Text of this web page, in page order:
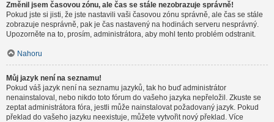
Změnil jsem časovou zónu, ale čas se stále nezobrazuje správně!
Pokud jste si jisti, že jste nastavili vaši časovou zónu správně, ale čas se stále
zobrazuje nesprávně, pak je čas nastavený na hodinách serveru nesprávný.
Upozorněte na to, prosím, administrátora, aby mohl tento problém odstranit.
Nahoru
Můj jazyk není na seznamu!
Pokud váš jazyk není na seznamu jazyků, tak ho buď administrátor
nenainstaloval, nebo nikdo toto fórum do vašeho jazyka nepřeložil. Zkuste se
zeptat administrátora fóra, jestli může nainstalovat požadovaný jazyk. Pokud
překlad do vašeho jazyku neexistuje, můžete vytvořit nový překlad. Více